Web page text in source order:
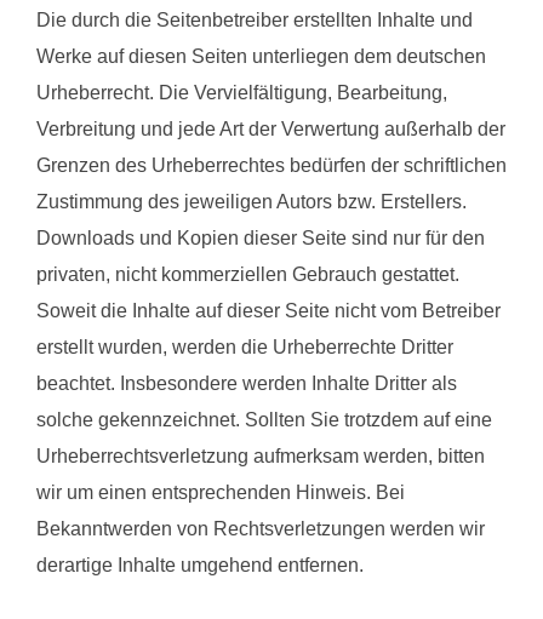
Die durch die Seitenbetreiber erstellten Inhalte und
Werke auf diesen Seiten unterliegen dem deutschen
Urheberrecht. Die Vervielfältigung, Bearbeitung,
Verbreitung und jede Art der Verwertung außerhalb der
Grenzen des Urheberrechtes bedürfen der schriftlichen
Zustimmung des jeweiligen Autors bzw. Erstellers.
Downloads und Kopien dieser Seite sind nur für den
privaten, nicht kommerziellen Gebrauch gestattet.
Soweit die Inhalte auf dieser Seite nicht vom Betreiber
erstellt wurden, werden die Urheberrechte Dritter
beachtet. Insbesondere werden Inhalte Dritter als
solche gekennzeichnet. Sollten Sie trotzdem auf eine
Urheberrechtsverletzung aufmerksam werden, bitten
wir um einen entsprechenden Hinweis. Bei
Bekanntwerden von Rechtsverletzungen werden wir
derartige Inhalte umgehend entfernen.